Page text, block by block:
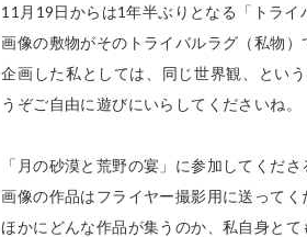
11月19日からは1年半ぶりとなる「トライ
画像の敷物がそのトライバルラグ（私物）
企画した私としては、同じ世界観、とい
うぞご自由に遊びにいらしてくださいね。
「月の砂漠と荒野の宴」に参加してくだ
画像の作品はフライヤー撮影用に送ってく
ほかにどんな作品が集うのか、私自身とて